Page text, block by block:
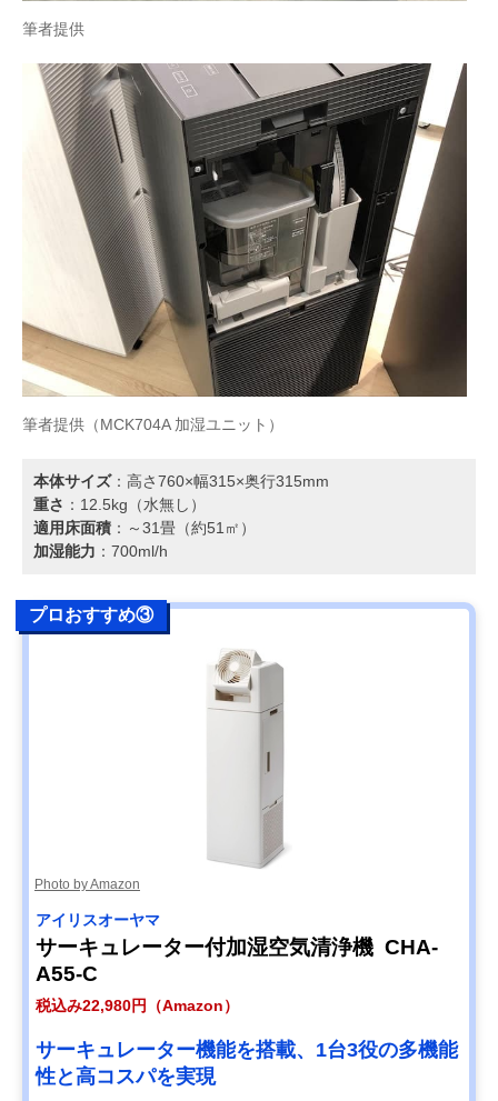
筆者提供
筆者提供（MCK704A 加湿ユニット）
本体サイズ：高さ760×幅315×奥行315mm
重さ ：12.5kg（水無し）
適用床面積 ：～31畳（約51㎡）
加湿能力 ：700ml/h
プロおすすめ③
Photo by Amazon
アイリスオーヤマ
サーキュレーター付加湿空気清浄機 CHA-
A55-C
税込み22,980円（Amazon）
サーキュレーター機能を搭載、1台3役の多機能
性と高コスパを実現